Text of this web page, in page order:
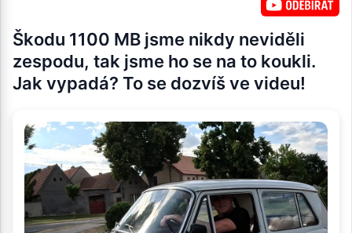
Škodu 1100 MB jsme nikdy neviděli
zespodu, tak jsme ho se na to koukli.
Jak vypadá? To se dozvíš ve videu!